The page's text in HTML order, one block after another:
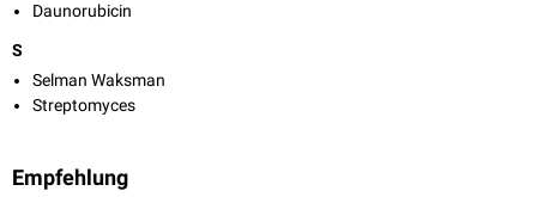
Daunorubicin
S
Selman Waksman
Streptomyces
Empfehlung